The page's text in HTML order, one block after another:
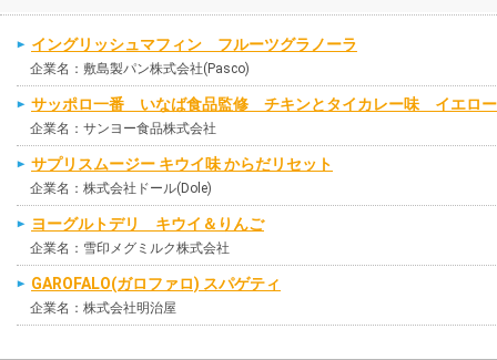
イングリッシュマフィン フルーツグラノーラ
企業名：敷島製パン株式会社(Pasco)
サッポロ一番 いなば食品監修 チキンとタイカレー味 イエロー
企業名：サンヨー食品株式会社
サプリスムージー キウイ味 からだリセット
企業名：株式会社ドール(Dole)
ヨーグルトデリ キウイ＆りんご
企業名：雪印メグミルク株式会社
GAROFALO(ガロファロ) スパゲティ
企業名：株式会社明治屋